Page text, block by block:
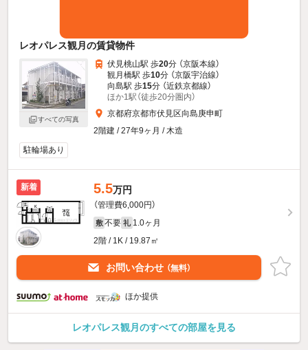
レオパレス観月の賃貸物件
すべての写真
伏見桃山駅 歩20分 （京阪本線）
観月橋駅 歩10分 （京阪宇治線）
向島駅 歩15分 （近鉄京都線）
ほか1駅（徒歩20分圏内）
京都府京都市伏見区向島庚申町
2階建 / 27年9ヶ月 / 木造
駐輪場あり
新着 5.5万円
（管理費6,000円）
敷 不要 礼 1.0ヶ月
2階 / 1K / 19.87㎡
お問い合わせ （無料）
ほか提供
レオパレス観月のすべての部屋を見る